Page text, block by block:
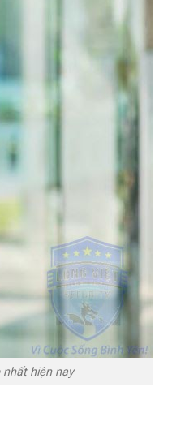
hiện nay